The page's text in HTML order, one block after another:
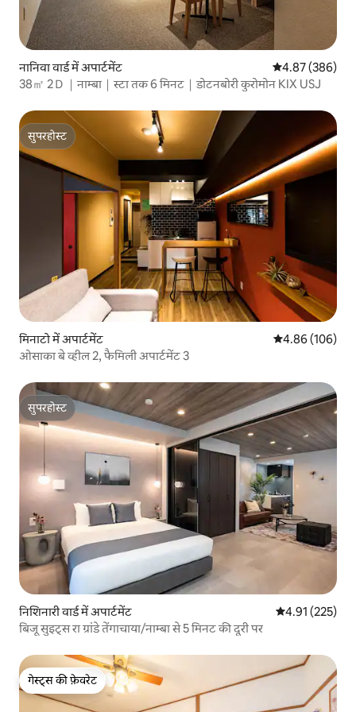
नानिवा वार्ड में अपार्टमेंट औसत रेटिंग 5 में से
4.87 (386)
38㎡ 2Ｄ｜नाम्बा｜स्टा तक 6 मिनट｜डोटनबोरी कुरोमोन KIX USJ
सुपरहोस्ट
सुपरहोस्ट
मिनाटो में अपार्टमेंट औसत रेटिंग 5 में से
4.86 (106)
ओसाका बे व्हील 2, फैमिली अपार्टमेंट 3
सुपरहोस्ट
सुपरहोस्ट
निशिनारी वार्ड में अपार्टमेंट औसत रेटिंग 5 में से
4.91 (225)
बिजू सुइट्स रा ग्रांडे तेंगाचाया/नाम्बा से 5 मिनट की दूरी पर
गेस्ट्स की फ़ेवरेट
गेस्ट्स की फ़ेवरेट